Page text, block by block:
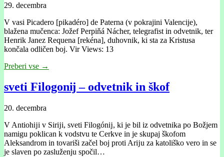
29. decembra
V vasi Picadero [pikadéro] de Paterna (v pokrajini Valencije),
blažena mučenca: Jožef Perpiňá Nácher, telegrafist in odvetnik, ter
Henrik Janez Requena [rekéna], duhovnik, ki sta za Kristusa
končala odličen boj. Vir Views: 13
Preberi vse →
sveti Filogonĳ – odvetnik in škof
20. decembra
V Antiohĳi v Sirĳi, sveti Filogónĳ, ki je bil iz odvetnika po Božjem
namigu poklican k vodstvu te Cerkve in je skupaj škofom
Aleksandrom in tovariši začel boj proti Arĳu za katoliško vero in se
je slaven po zasluženju spočil…